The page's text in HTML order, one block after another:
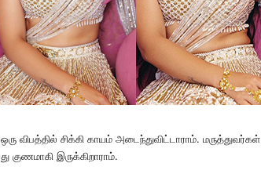
விபத்தில் சிக்கி காயம் அடைந்துவிட்டாராம். மருத்துவர்கள்
குணமாகி இருக்கிறாராம்.